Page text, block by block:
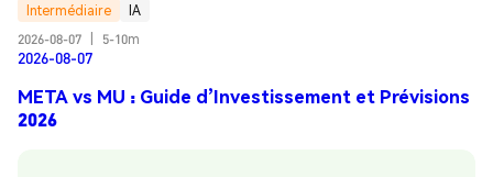
Intermédiaire
IA
2026-08-07
5-10m
2026-08-07
META vs MU : Guide d’Investissement et Prévisions
2026